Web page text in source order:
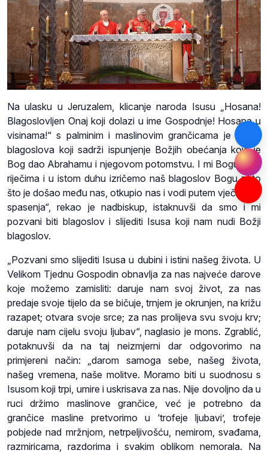
Na ulasku u Jeruzalem, klicanje naroda Isusu „Hosana!
Blagoslovljen Onaj koji dolazi u ime Gospodnje! Hosana u
visinama!“ s palminim i maslinovim grančicama je „znak
blagoslova koji sadrži ispunjenje Božjih obećanja koje je
Bog dao Abrahamu i njegovom potomstvu. I mi Bogu istim
riječima i u istom duhu izričemo naš blagoslov Bogu zato
što je došao među nas, otkupio nas i vodi putem vječnosti i
spasenja“, rekao je nadbiskup, istaknuvši da smo i mi
pozvani biti blagoslov i slijediti Isusa koji nam nudi Božji
blagoslov.
„Pozvani smo slijediti Isusa u dubini i istini našeg života. U
Velikom Tjednu Gospodin obnavlja za nas najveće darove
koje možemo zamisliti: daruje nam svoj život, za nas
predaje svoje tijelo da se bičuje, trnjem je okrunjen, na križu
razapet; otvara svoje srce; za nas prolijeva svu svoju krv;
daruje nam cijelu svoju ljubav“, naglasio je mons. Zgrablić,
potaknuvši da na taj neizmjerni dar odgovorimo na
primjereni način: „darom samoga sebe, našeg života,
našeg vremena, naše molitve. Moramo biti u suodnosu s
Isusom koji trpi, umire i uskrisava za nas. Nije dovoljno da u
ruci držimo maslinove grančice, već je potrebno da
grančice masline pretvorimo u ‘trofeje ljubavi’, trofeje
pobjede nad mržnjom, netrpeljivošću, nemirom, svađama,
razmiricama, razdorima i svakim oblikom nemorala. Na